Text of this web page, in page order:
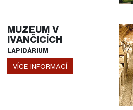
MUZEUM V
IVANČICÍCH
LAPIDÁRIUM
VÍCE INFORMACÍ